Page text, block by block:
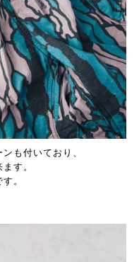
も付いており、
す。
。